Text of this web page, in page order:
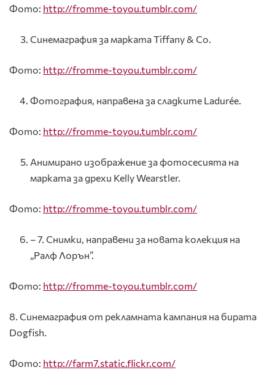
Фото: http://fromme-toyou.tumblr.com/
Синемаграфия за марката Tiffany & Co.
Фото: http://fromme-toyou.tumblr.com/
Фотография, направена за сладките Ladurée.
Фото: http://fromme-toyou.tumblr.com/
Анимирано изображение за фотосесията на
марката за дрехи Kelly Wearstler.
Фото: http://fromme-toyou.tumblr.com/
– 7. Снимки, направени за новата колекция на
„Ралф Лорън”.
Фото: http://fromme-toyou.tumblr.com/
8. Синемаграфия от рекламната кампания на бирата
Dogfish.
Фото: http://farm7.static.flickr.com/